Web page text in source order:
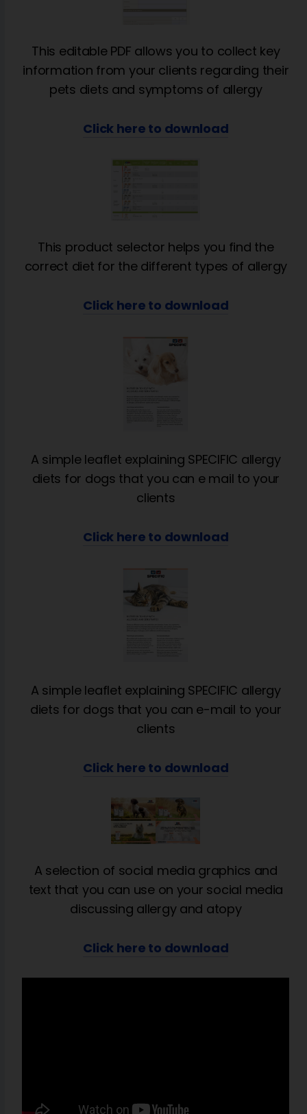
This editable PDF allows you to collect key
information from your clients regarding their
pets diets and symptoms of allergy
Click here to download
This product selector helps you find the
correct diet for the different types of allergy
Click here to download
A simple leaflet explaining SPECIFIC allergy
diets for dogs that you can e mail to your
clients
Click here to download
A simple leaflet explaining SPECIFIC allergy
diets for dogs that you can e-mail to your
clients
Click here to download
A selection of social media graphics and
text that you can use on your social media
discussing allergy and atopy
Click here to download